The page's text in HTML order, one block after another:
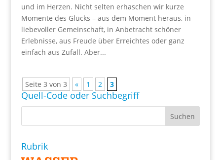
und im Herzen. Nicht selten erhaschen wir kurze
Momente des Glücks – aus dem Moment heraus, in
liebevoller Gemeinschaft, in Anbetracht schöner
Erlebnisse, aus Freude über Erreichtes oder ganz
einfach aus Zufall. Aber...
Seite 3 von 3 « 1 2 3
Quell-Code oder Suchbegriff
Rubrik